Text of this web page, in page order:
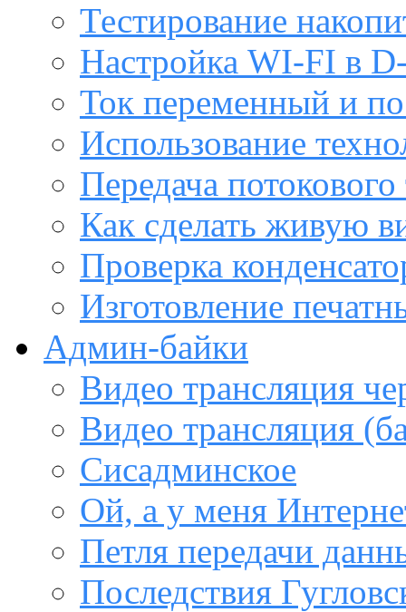
Тестирование
Настройка WI-FI в
Ток переменный и
Использование
Передача
Как сделать живую
Проверка
Изготовление
Админ-байки
Видео трансляция
Видео трансляция
Сисадминское
Ой, а у меня
Петля передачи
Последствия